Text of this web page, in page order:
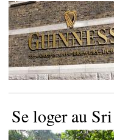
Se loger au